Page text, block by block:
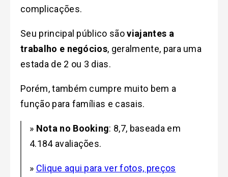
complicações.
Seu principal público sãoviajantes a
trabalho e negócios, geralmente, para uma
estada de 2 ou 3 dias.
Porém, também cumpre muito bem a
função para famílias e casais.
» Nota no Booking: 8,7, baseada em
4.184 avaliações.
» Clique aqui para ver fotos, preços